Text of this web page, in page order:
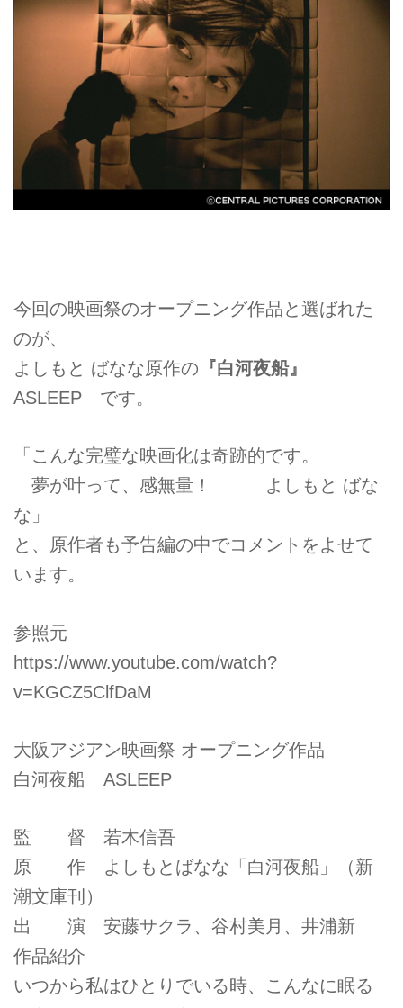
今回の映画祭のオープニング作品と選ばれた
のが、
よしもと ばなな原作の 『白河夜船』
ASLEEP です。
「こんな完璧な映画化は奇跡的です。
夢が叶って、感無量！
よしもと ばな
な」
と、原作者も予告編の中でコメントをよせて
います。
参照元
https://www.youtube.com/watch?
v=KGCZ5ClfDaM
大阪アジアン映画祭 オープニング作品
白河夜船 ASLEEP
監 督 若木信吾
原 作 よしもとばなな「白河夜船」（新
潮文庫刊）
出 演 安藤サクラ、谷村美月、井浦新
作品紹介
いつから私はひとりでいる時、こんなに眠る